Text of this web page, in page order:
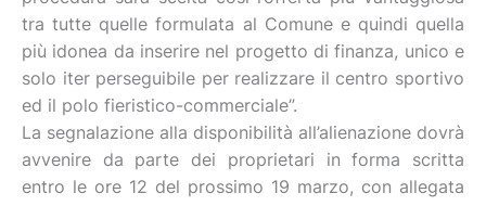
tra tutte quelle formulata al Comune e quindi quella
più idonea da inserire nel progetto di finanza, unico e
solo iter perseguibile per realizzare il centro sportivo
ed il polo fieristico-commerciale”.
La segnalazione alla disponibilità all’alienazione dovrà
avvenire da parte dei proprietari in forma scritta
entro le ore 12 del prossimo 19 marzo, con allegata